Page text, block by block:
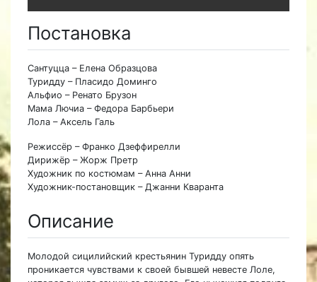
Постановка
Сантуцца – Елена Образцова
Туридду – Пласидо Доминго
Альфио – Ренато Брузон
Мама Лючиа – Федора Барбьери
Лола – Аксель Галь
Режиссёр – Франко Дзеффирелли
Дирижёр – Жорж Претр
Художник по костюмам – Анна Анни
Художник-постановщик – Джанни Кваранта
Описание
Молодой сицилийский крестьянин Туридду опять
проникается чувствами к своей бывшей невесте Лоле,